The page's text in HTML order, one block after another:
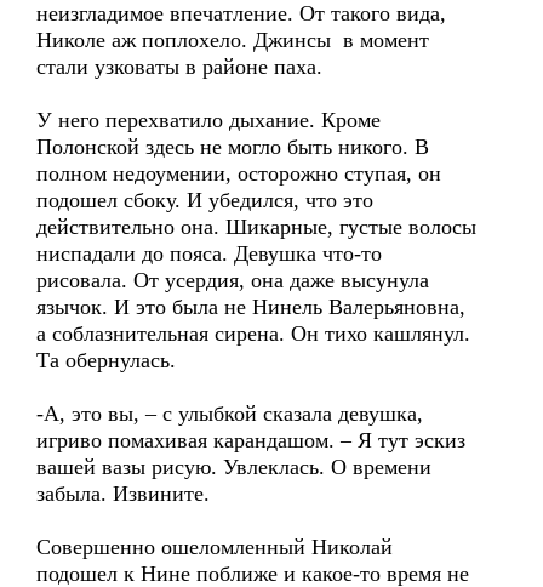
неизгладимое впечатление. От такого вида,
Николе аж поплохело. Джинсы в момент
стали узковаты в районе паха.
У него перехватило дыхание. Кроме
Полонской здесь не могло быть никого. В
полном недоумении, осторожно ступая, он
подошел сбоку. И убедился, что это
действительно она. Шикарные, густые волосы
ниспадали до пояса. Девушка что-то
рисовала. От усердия, она даже высунула
язычок. И это была не Нинель Валерьяновна,
а соблазнительная сирена. Он тихо кашлянул.
Та обернулась.
-А, это вы, – с улыбкой сказала девушка,
игриво помахивая карандашом. – Я тут эскиз
вашей вазы рисую. Увлеклась. О времени
забыла. Извините.
Совершенно ошеломленный Николай
подошел к Нине поближе и какое-то время не